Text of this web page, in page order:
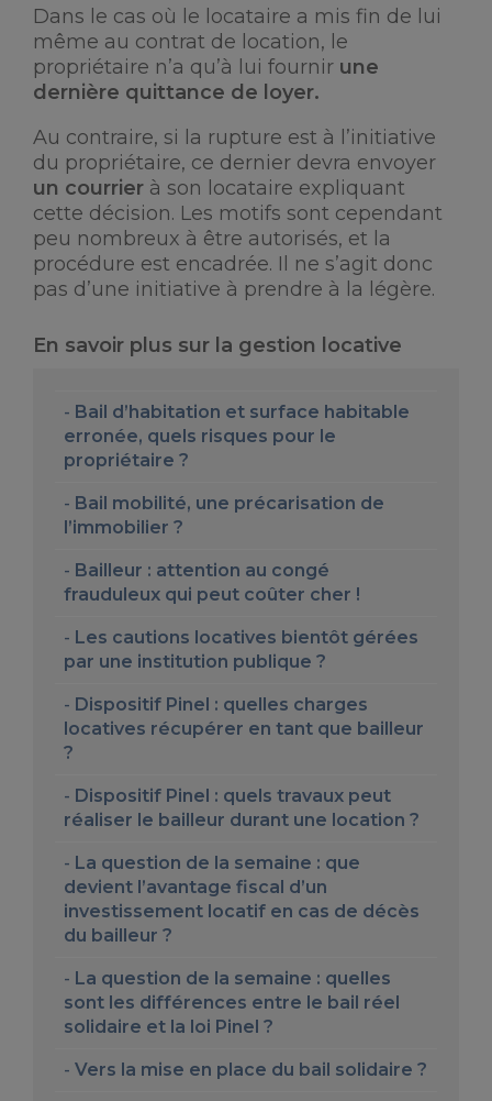
Dans le cas où le locataire a mis fin de lui
même au contrat de location, le
propriétaire n’a qu’à lui fournir une
dernière quittance de loyer.
Au contraire, si la rupture est à l’initiative
du propriétaire, ce dernier devra envoyer
un courrier à son locataire expliquant
cette décision. Les motifs sont cependant
peu nombreux à être autorisés, et la
procédure est encadrée. Il ne s’agit donc
pas d’une initiative à prendre à la légère.
En savoir plus sur la gestion locative
Bail d’habitation et surface habitable
erronée, quels risques pour le
propriétaire ?
Bail mobilité, une précarisation de
l’immobilier ?
Bailleur : attention au congé
frauduleux qui peut coûter cher !
Les cautions locatives bientôt gérées
par une institution publique ?
Dispositif Pinel : quelles charges
locatives récupérer en tant que bailleur
?
Dispositif Pinel : quels travaux peut
réaliser le bailleur durant une location ?
La question de la semaine : que
devient l’avantage fiscal d’un
investissement locatif en cas de décès
du bailleur ?
La question de la semaine : quelles
sont les différences entre le bail réel
solidaire et la loi Pinel ?
Vers la mise en place du bail solidaire ?